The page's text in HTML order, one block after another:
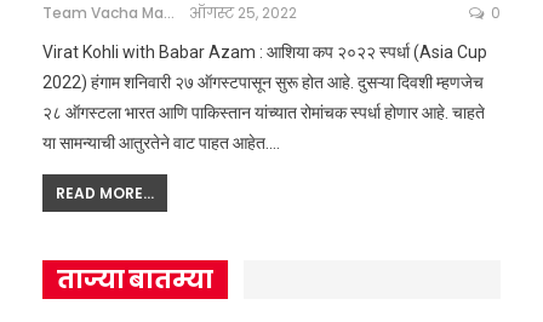
Team Vacha Marathi ऑगस्ट 25, 2022 0
Virat Kohli with Babar Azam : आशिया कप २०२२ स्पर्धा (Asia Cup
2022) हंगाम शनिवारी २७ ऑगस्टपासून सुरू होत आहे. दुसऱ्या दिवशी म्हणजेच
२८ ऑगस्टला भारत आणि पाकिस्तान यांच्यात रोमांचक स्पर्धा होणार आहे. चाहते
या सामन्याची आतुरतेने वाट पाहत आहेत.…
READ MORE...
ताज्या बातम्या